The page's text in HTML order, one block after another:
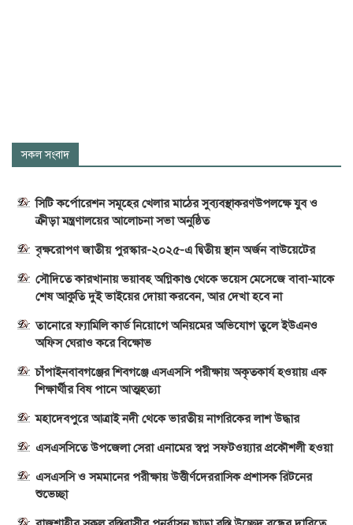
সকল সংবাদ
সিটি কর্পোরেশন সমূহের খেলার মাঠের সুব্যবস্থাকরণউপলক্ষে যুব ও
ক্রীড়া মন্ত্রণালয়ের আলোচনা সভা অনুষ্ঠিত
বৃক্ষরোপণ জাতীয় পুরস্কার-২০২৫-এ দ্বিতীয় স্থান অর্জন বাউয়েটের
সৌদিতে কারখানায় ভয়াবহ অগ্নিকাণ্ড থেকে ভয়েস মেসেজে বাবা-মাকে
শেষ আকুতি দুই ভাইয়ের দোয়া করবেন, আর দেখা হবে না
তানোরে ফ্যামিলি কার্ড নিয়োগে অনিয়মের অভিযোগ তুলে ইউএনও
অফিস ঘেরাও করে বিক্ষোভ
চাঁপাইনবাবগঞ্জের শিবগঞ্জে এসএসসি পরীক্ষায় অকৃতকার্য হওয়ায় এক
শিক্ষার্থীর বিষ পানে আত্মহত্যা
মহাদেবপুরে আত্রাই নদী থেকে ভারতীয় নাগরিকের লাশ উদ্ধার
এসএসসিতে উপজেলা সেরা এনামের স্বপ্ন সফটওয়্যার প্রকৌশলী হওয়া
এসএসসি ও সমমানের পরীক্ষায় উত্তীর্ণদেররাসিক প্রশাসক রিটনের
শুভেচ্ছা